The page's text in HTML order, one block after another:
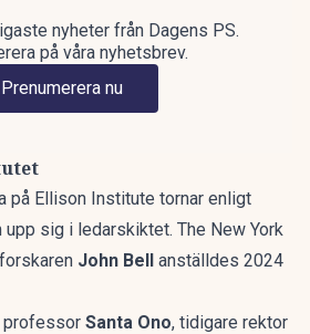
nyheter från Dagens PS.
på våra nyhetsbrev.
Prenumerera nu
på Ellison Institute tornar enligt
sig i ledarskiktet. The New York
John Bell anställdes 2024
professor Santa Ono, tidigare rektor